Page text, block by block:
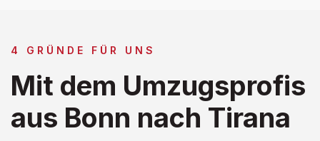
4 GRÜNDE FÜR UNS
Mit dem Umzugsprofis
aus Bonn nach Tirana